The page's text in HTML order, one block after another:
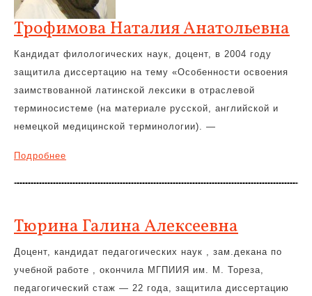
Трофимова Наталия Анатольевна
Кандидат филологических наук, доцент, в 2004 году
защитила диссертацию на тему «Особенности освоения
заимствованной латинской лексики в отраслевой
терминосистеме (на материале русской, английской и
немецкой медицинской терминологии). —
Подробнее
Тюрина Галина Алексеевна
Доцент, кандидат педагогических наук , зам.декана по
учебной работе , окончила МГПИИЯ им. М. Тореза,
педагогический стаж — 22 года, защитила диссертацию